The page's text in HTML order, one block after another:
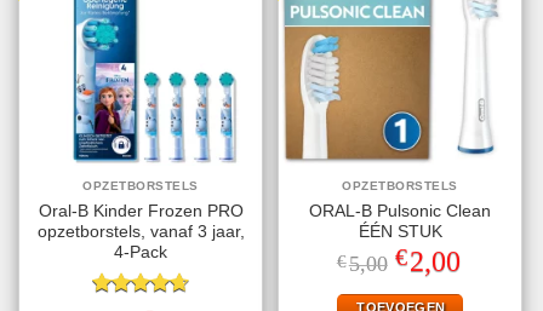
OPZETBORSTELS
Oral-B Kinder Frozen PRO
opzetborstels, vanaf 3 jaar,
4-Pack
OPZETBORSTELS
ORAL-B Pulsonic Clean
ÉÉN STUK
€5,00 Oorspronkelijke
prijs
was:
€2,00
is:
TOEVOEGEN